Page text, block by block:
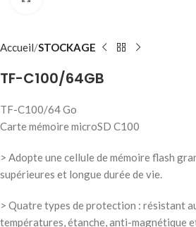
Accueil STOCKAGE
TF-C100/64GB
TF-C100/64 Go
Carte mémoire microSD C100
> Adopte une cellule de mémoire flash
supérieures et longue durée de vie.
> Quatre types de protection : résistant
températures, étanche, anti-magnétique